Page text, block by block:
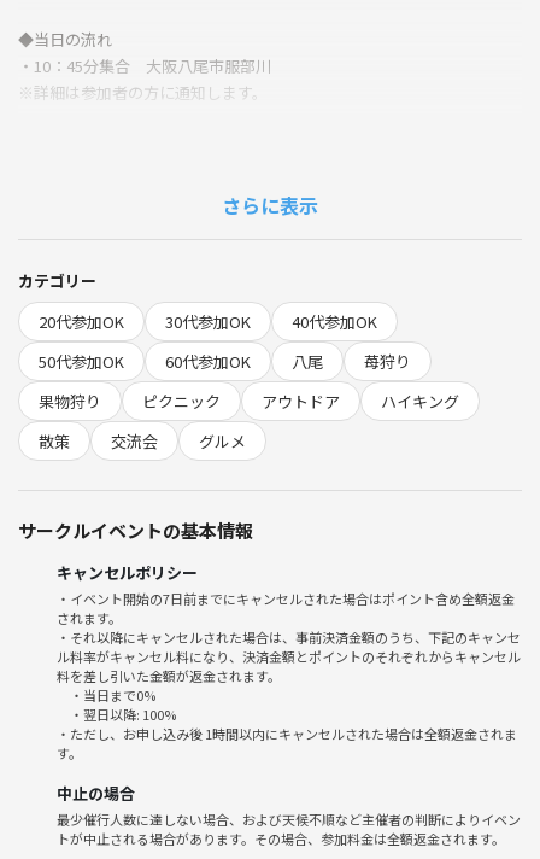
◆当日の流れ
・10：45分集合 大阪八尾市服部川
※詳細は参加者の方に通知します。
展望台からの景色は大阪平野が見晴らせて
気分爽快✨
途中、軽食など買って景色を見ながらゆっくりしませんか？
♢参加費
苺狩り大人3千円
＋参加料500円
交通費、軽食や飲み物代は各自実費精算
お菓子などはこちらでご用意します🍡🍪
🌱サークルの雰囲気
・自然や季節のイベントが好きな方が中心。ピクニック＆散策が好きな
仲間が集まります！
・初参加、一人参加も大歓迎！毎回半分以上が初めての方なのでフレッ
シュな雰囲気🍀
・難しいルールや役割分担は無いので気楽にどうぞ。
・こんなメリットが！
①交流の輪が広がる
②旬の絶品いちごを思う存分堪能できる
③ゆる〜いハイキングでリフレッシュ
さらに表示
カテゴリー
20代参加OK
30代参加OK
40代参加OK
50代参加OK
60代参加OK 八尾
苺狩り
果物狩り
ピクニック アウトドア
ハイキング
散策
交流会 グルメ
サークルイベントの基本情報
キャンセルポリシー
・イベント開始の7日前までにキャンセルされた場合はポイント含め全額返金
されます。
・それ以降にキャンセルされた場合は、事前決済金額のうち、下記のキャンセ
ル料率がキャンセル料になり、決済金額とポイントのそれぞれからキャンセル
料を差し引いた金額が返金されます。
・当日まで0%
・翌日以降: 100%
・ただし、お申し込み後 1時間以内にキャンセルされた場合は全額返金されま
す。
中止の場合
最少催行人数に達しない場合、および天候不順など主催者の判断によりイベン
トが中止される場合があります。その場合、参加料金は全額返金されます。